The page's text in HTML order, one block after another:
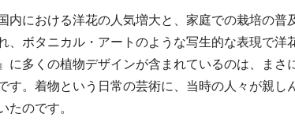
内における洋花の人気増大と、家庭での栽培の
、ボタニカル・アートのような写生的な表現で洋
に多くの植物デザインが含まれているのは、ま
す。着物という日常の芸術に、当時の人々が親
たのです。